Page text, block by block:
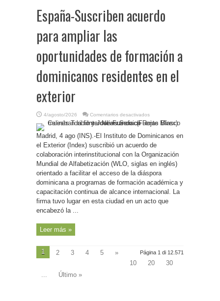
España-Suscriben acuerdo
para ampliar las
oportunidades de formación a
dominicanos residentes en el
exterior
4/agosto/2026 Comentarios desactivados
España-
Suscriben
para
las
oportunidades
de
formación
dominicanos
residentes
en
el
exterior
Madrid, 4 ago (INS).-El Instituto de Dominicanos en
el Exterior (Index) suscribió un acuerdo de
colaboración interinstitucional con la Organización
Mundial de Alfabetización (WLO, siglas en inglés)
orientado a facilitar el acceso de la diáspora
dominicana a programas de formación académica y
capacitación continua de alcance internacional. La
firma tuvo lugar en esta ciudad en un acto que
encabezó la ...
Leer más »
Página 1 di 12.571
1 2 3 4 5
»
10
20
30
...
Último »